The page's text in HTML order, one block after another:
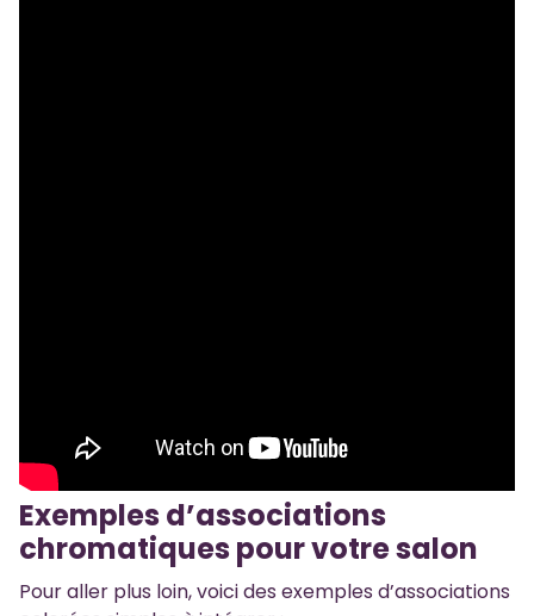
Exemples d’associations
chromatiques pour votre salon
Pour aller plus loin, voici des exemples d’associations